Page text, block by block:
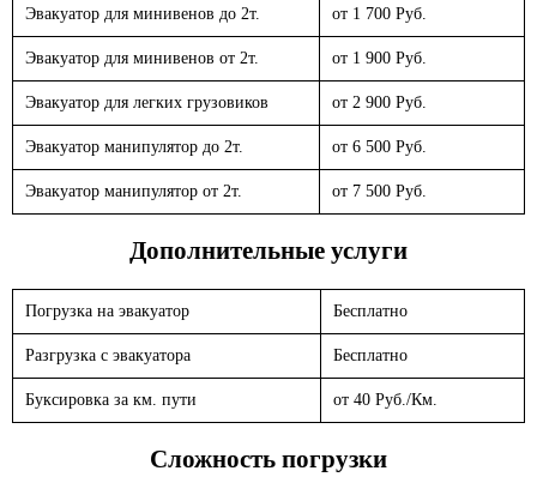
Эвакуатор для минивенов до 2т. от 1 700 Руб.
Эвакуатор для минивенов от 2т. от 1 900 Руб.
Эвакуатор для легких грузовиков от 2 900 Руб.
Эвакуатор манипулятор до 2т. от 6 500 Руб.
Эвакуатор манипулятор от 2т. от 7 500 Руб.
Дополнительные услуги
Погрузка на эвакуатор Бесплатно
Разгрузка с эвакуатора Бесплатно
Буксировка за км. пути от 40 Руб./Км.
Сложность погрузки